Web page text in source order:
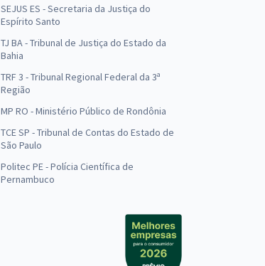
SEJUS ES - Secretaria da Justiça do
Espírito Santo
TJ BA - Tribunal de Justiça do Estado da
Bahia
TRF 3 - Tribunal Regional Federal da 3ª
Região
MP RO - Ministério Público de Rondônia
TCE SP - Tribunal de Contas do Estado de
São Paulo
Politec PE - Polícia Científica de
Pernambuco